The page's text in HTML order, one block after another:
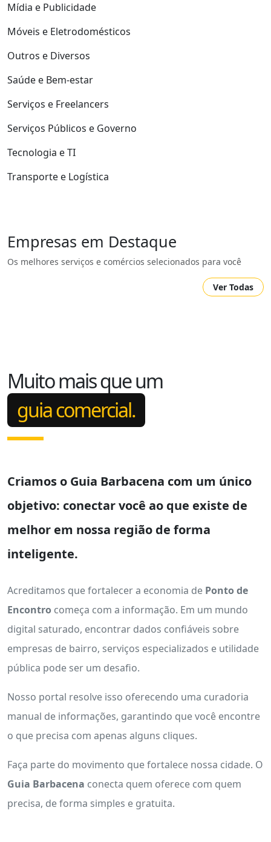
Mídia e Publicidade
Móveis e Eletrodomésticos
Outros e Diversos
Saúde e Bem-estar
Serviços e Freelancers
Serviços Públicos e Governo
Tecnologia e TI
Transporte e Logística
Empresas em Destaque
Os melhores serviços e comércios selecionados para você
Ver Todas
Muito mais que um
guia comercial.
Criamos o Guia Barbacena com um único
objetivo: conectar você ao que existe de
melhor em nossa região de forma
inteligente.
Acreditamos que fortalecer a economia de Ponto de
Encontro começa com a informação. Em um mundo
digital saturado, encontrar dados confiáveis sobre
empresas de bairro, serviços especializados e utilidade
pública pode ser um desafio.
Nosso portal resolve isso oferecendo uma curadoria
manual de informações, garantindo que você encontre
o que precisa com apenas alguns cliques.
Faça parte do movimento que fortalece nossa cidade. O
Guia Barbacena conecta quem oferece com quem
precisa, de forma simples e gratuita.